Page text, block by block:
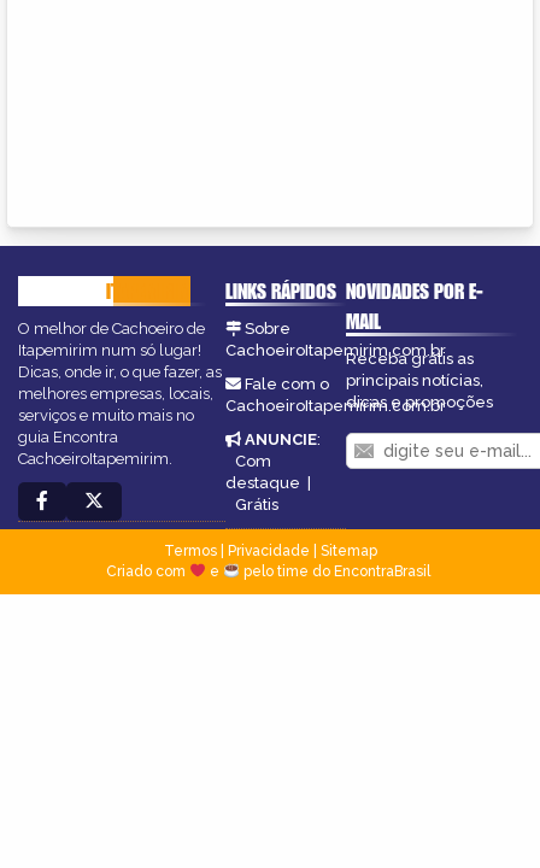
ITAPEMIRIM
O melhor de Cachoeiro de
Itapemirim num só lugar!
Dicas, onde ir, o que fazer, as
melhores empresas, locais,
serviços e muito mais no
guia Encontra
CachoeiroItapemirim.
LINKS RÁPIDOS
Sobre
CachoeiroItapemirim.com.br
Fale com o
CachoeiroItapemirim.com.br
ANUNCIE:
Com
destaque
Grátis
NOVIDADES POR E-
MAIL
Receba grátis as
principais notícias,
dicas e promoções
Termos| Privacidade
Sitemap
Criado com
e pelo time do EncontraBrasil